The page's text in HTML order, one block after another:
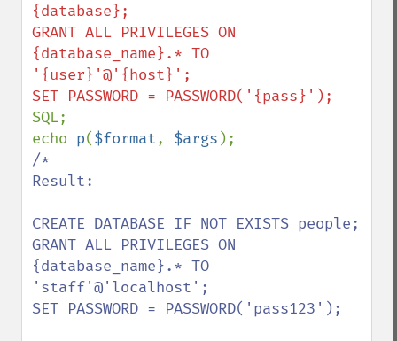
{database};
GRANT ALL PRIVILEGES ON
{database_name}.* TO
'{user}'@'{host}';
SQL;
echo p($format, $args
/*
Result:
CREATE DATABASE IF NOT EXISTS people;
GRANT ALL PRIVILEGES ON
{database_name}.* TO
'staff'@'localhost';
SET PASSWORD = PASSWORD('pass123');